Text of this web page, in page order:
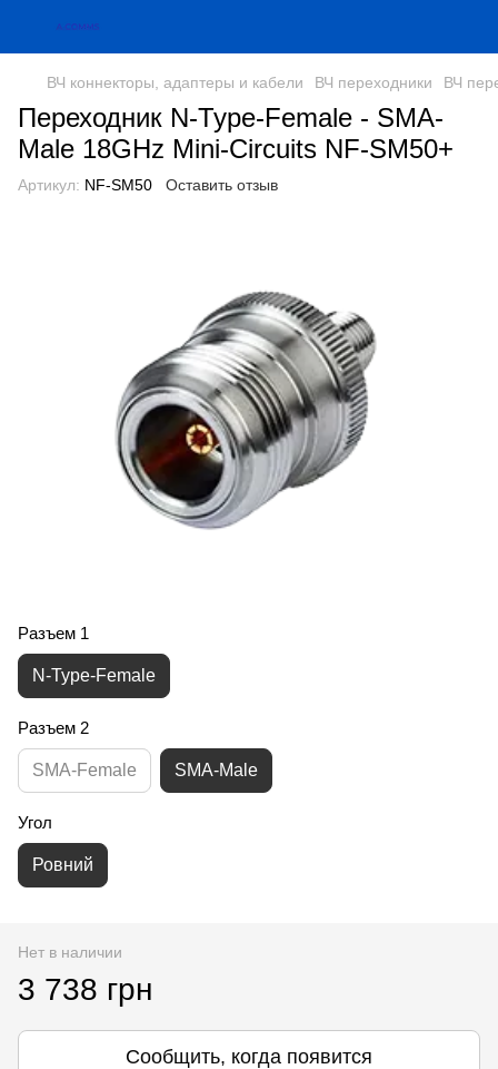
ВЧ коннекторы, адаптеры и кабели ВЧ переходники ВЧ
Переходник N-Type-Female - SMA-
Male 18GHz Mini-Circuits NF-SM50+
Артикул: NF-SM50 Оставить отзыв
Разъем 1
N-Type-Female
Разъем 2
SMA-Female SMA-Male
Угол
Ровний
Нет в наличии
3 738 грн
Сообщить, когда появится